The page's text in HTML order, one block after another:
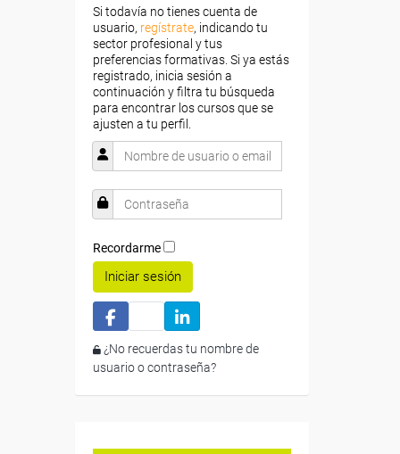
Si todavía no tienes cuenta de
usuario, regístrate, indicando tu
sector profesional y tus
preferencias formativas. Si ya estás
registrado, inicia sesión a
continuación y filtra tu búsqueda
para encontrar los cursos que se
ajusten a tu perfil.
Recordarme
Iniciar sesión
¿No recuerdas tu nombre de
usuario o contraseña?